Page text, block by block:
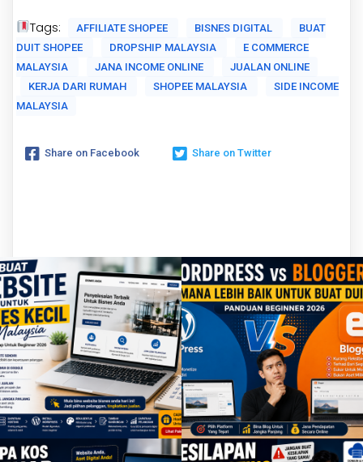
Tags: AFFILIATE SHOPEE BISNES DIGITAL
BUAT
DUIT SHOPEE
DROPSHIP MALAYSIA
E COMMERCE
MALAYSIA
JANA INCOME ONLINE
JUALAN ONLINE
KERJA DARI RUMAH
SHOPEE MALAYSIA
SIDE INCOME
MALAYSIA
Share on Facebook Share on Twitter